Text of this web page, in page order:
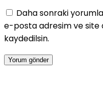
Daha sonraki
e-posta adresim ve site
kaydedilsin.